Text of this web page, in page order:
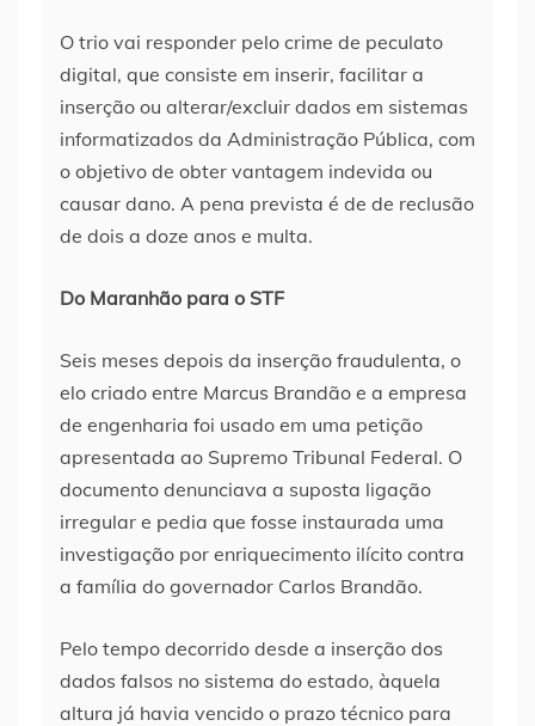
O trio vai responder pelo crime de peculato
digital, que consiste em inserir, facilitar a
inserção ou alterar/excluir dados em sistemas
informatizados da Administração Pública, com
o objetivo de obter vantagem indevida ou
causar dano. A pena prevista é de de reclusão
de dois a doze anos e multa.
Do Maranhão para o STF
Seis meses depois da inserção fraudulenta, o
elo criado entre Marcus Brandão e a empresa
de engenharia foi usado em uma petição
apresentada ao Supremo Tribunal Federal. O
documento denunciava a suposta ligação
irregular e pedia que fosse instaurada uma
investigação por enriquecimento ilícito contra
a família do governador Carlos Brandão.
Pelo tempo decorrido desde a inserção dos
dados falsos no sistema do estado, àquela
altura já havia vencido o prazo técnico para